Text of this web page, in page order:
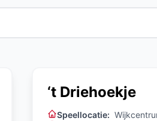
‘t Driehoekje
Speellocatie: